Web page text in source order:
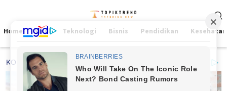
contentMenu
Home Viral Teknologi Bisnis Pendidikan Kesehatan